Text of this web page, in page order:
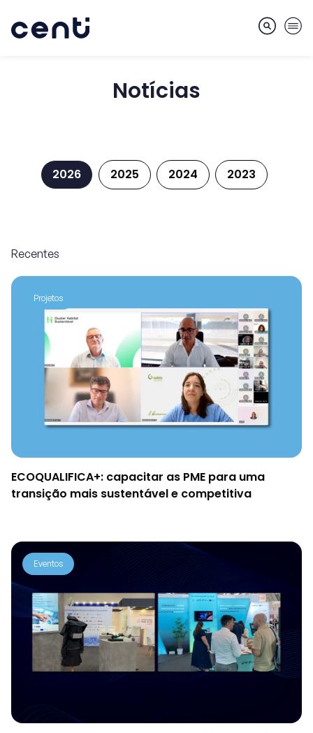
Serviços
Projetos
Comunicação
Emprego
EN
Notícias
Notícias
2026 2025 2024 2023
Recentes
Projetos
ECOQUALIFICA+: capacitar as PME para uma
transição mais sustentável e competitiva
Eventos